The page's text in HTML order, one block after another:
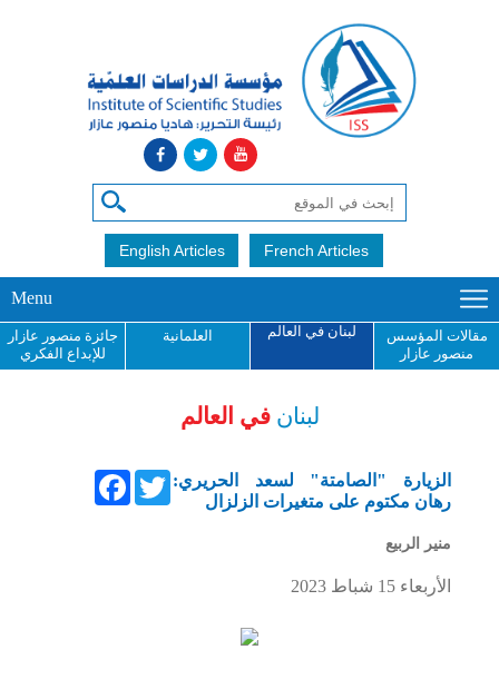
English Articles French Articles
Menu
مقالات المؤسس
منصور عازار
لبنان في العالم العلمانية
جائزة منصور عازار
للإبداع الفكري
لبنان في العالم
FacebookTwitter الزيارة "الصامتة" لسعد الحريري:
رهان مكتوم على متغيرات الزلزال
منير الربيع
الأربعاء 15 شباط 2023